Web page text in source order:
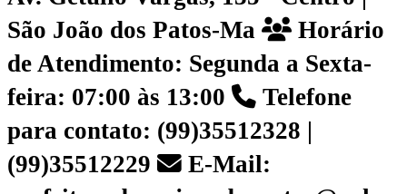
São João dos Patos-Ma
Horário
de Atendimento: Segunda a Sexta-
feira: 07:00 às 13:00
Telefone
para contato: (99)35512328 |
(99)35512229
E-Mail: